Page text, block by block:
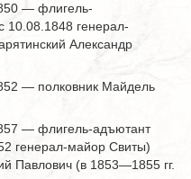
— флигель-
10.08.1848 генерал-
Александр
— полковник Майдель
— флигель-адъютант
генерал-майор Свиты)
Павлович (в 1853—1855 гг.